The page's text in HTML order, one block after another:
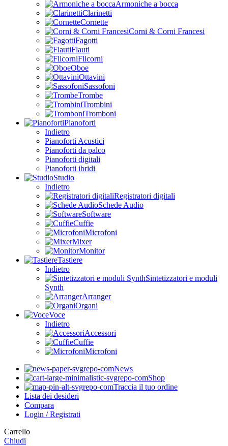
Armoniche a bocca
Clarinetti
Cornette
Corni & Corni Francesi
Fagotti
Flauti
Flicorni
Oboe
Ottavini
Sassofoni
Trombe
Trombini
Tromboni
Pianoforti
Indietro
Pianoforti Acustici
Pianoforti da palco
Pianoforti digitali
Pianoforti ibridi
Studio
Indietro
Registratori digitali
Schede Audio
Software
Cuffie
Microfoni
Mixer
Monitor
Tastiere
Indietro
Sintetizzatori e moduli
Synth
Arranger
Organi
Voce
Indietro
Accessori
Cuffie
Microfoni
News
Shop
Traccia il tuo ordine
Lista dei desideri
Compara
Login / Registrati
Carrello
Chiudi